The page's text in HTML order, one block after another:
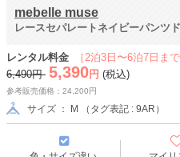
mebelle muse
レースセパレートネイビーパンツ
［2泊3日〜6泊7日ま
レンタル料金
6,490円 5,390 円 (税込)
参考販売価格：24,200円
サイズ ： M （タグ表記 : 9AR）